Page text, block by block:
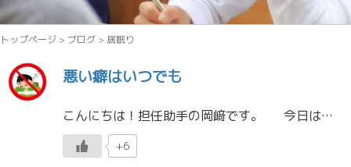
トップページ > ブログ > 居眠り
悪い癖はいつでも
こんにちは！担任助手の岡﨑です。 今日は雪が降っていましたね
+6